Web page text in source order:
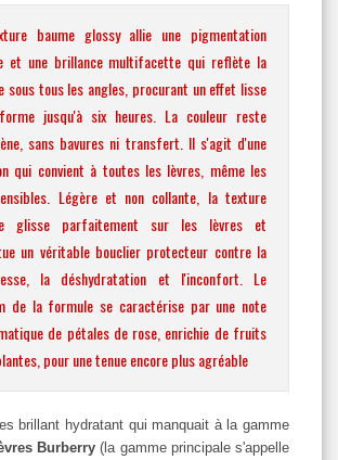
baume glossy allie une pigmentation
et une brillance multifacette qui reflète la
sous tous les angles, procurant un effet lisse
jusqu'à six heures. La couleur reste
sans bavures ni transfert. Il s'agit d'une
qui convient à toutes les lèvres, même les
Légère et non collante, la texture
glisse parfaitement sur les lèvres et
un véritable bouclier protecteur contre la
la déshydratation et l'inconfort. Le
de la formule se caractérise par une note
de pétales de rose, enrichie de fruits
pour une tenue encore plus agréable
brillant hydratant qui manquait à la gamme
Burberry(la gamme principale s'appelle